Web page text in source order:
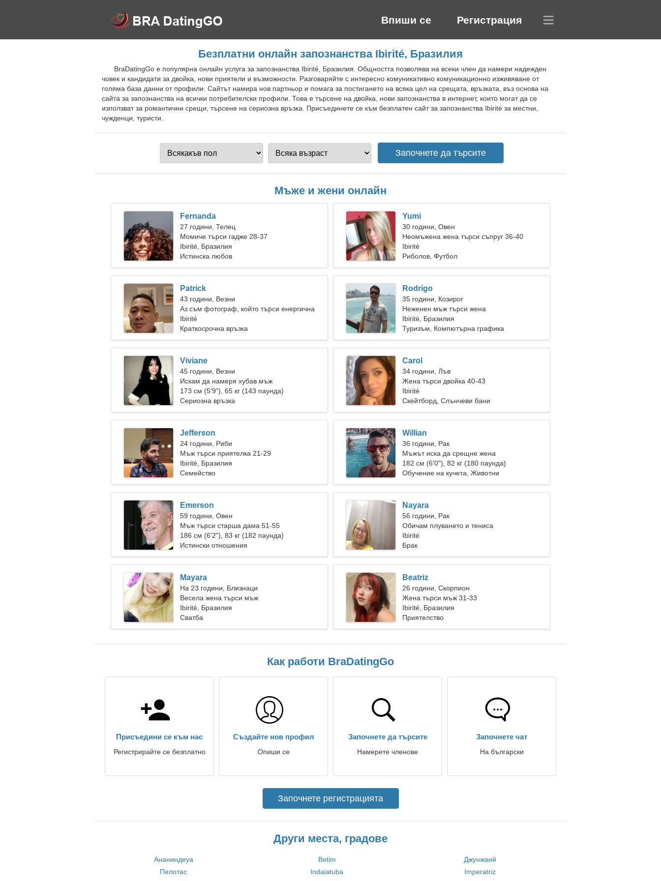
Впиши се Регистрация
Безплатни онлайн запознанства Ibirité, Бразилия
BraDatingGo е популярна онлайн услуга за запознанства Ibirité, Бразилия. Общността позволява на всеки член да намери надежден
човек и кандидати за двойка, нови приятели и възможности. Разговаряйте с интересно комуникативно комуникационно изживяване от
голяма база данни от профили. Сайтът намира нов партньор и помага за постигането на всяка цел на срещата, връзката, въз основа на
сайта за запознанства на всички потребителски профили. Това е търсене на двойка, нови запознанства в интернет, които могат да се
използват за романтични срещи, търсене на сериозна връзка. Присъединете се към безплатен сайт за запознанства Ibirité за местни,
чужденци, туристи.
Мъже и жени онлайн
Fernanda
27 години, Телец
Момиче търси гадже 28-37
Ibirité, Бразилия
Истинска любов
Yumi
30 години, Овен
Неомъжена жена търси съпруг 36-40
Ibirité
Риболов, Футбол
Patrick
43 години, Везни
Аз съм фотограф, който търси енергична
жена
Ibirité
Краткосрочна връзка
Rodrigo
35 години, Козирог
Неженен мъж търси жена
Ibirité, Бразилия
Туризъм, Компютърна графика
Viviane
45 години, Везни
Искам да намеря хубав мъж
173 см (5'9"), 65 кг (143 паунда)
Сериозна връзка
Carol
34 години, Лъв
Жена търси двойка 40-43
Ibirité
Скейтборд, Слънчеви бани
Jefferson
24 години, Риби
Мъж търси приятелка 21-29
Ibirité, Бразилия
Семейство
Willian
36 години, Рак
Мъжът иска да срещне жена
182 см (6'0"), 82 кг (180 паунда)
Обучение на кучета, Животни
Emerson
59 години, Овен
Мъж търси старша дама 51-55
186 см (6'2"), 83 кг (182 паунда)
Истински отношения
Nayara
56 години, Рак
Обичам плуването и тениса
Ibirité
Брак
Mayara
На 23 години, Близнаци
Весела жена търси мъж
Ibirité, Бразилия
Сватба
Beatriz
26 години, Скорпион
Жена търси мъж 31-33
Ibirité, Бразилия
Приятелство
Как работи BraDatingGo
Присъедини се към нас
Регистрирайте се безплатно
Създайте нов профил
Опиши се
Започнете да търсите
Намерете членове
Започнете чат
На български
Започнете регистрацията
Други места, градове
Ананиндеуа Betim
Джунжаий
Пелотас
Indaiatuba
Imperatriz